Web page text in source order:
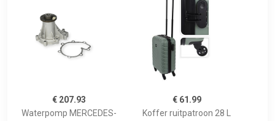
€ 207.93
Waterpomp MERCEDES-
€ 61.99
Koffer ruitpatroon 28 L